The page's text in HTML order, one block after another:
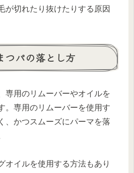
が切れたり抜けたりする原因
つパの落とし方
専用のリムーバーやオイルを
。専用のリムーバーを使用す
、かつスムーズにパーマを落
オイルを使用する方法もあり